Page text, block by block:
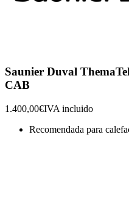
Saunier Duval
CAB
1.400,00€IVA incluido
Recomendada para